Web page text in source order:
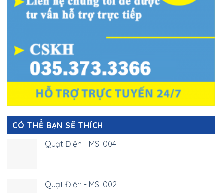
CÓ THỂ BẠN SẼ THÍCH
Quạt Điện - MS: 004
Quạt Điện - MS: 002